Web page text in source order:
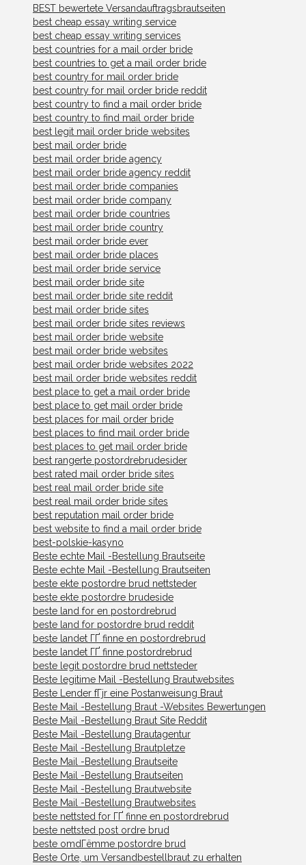
BEST bewertete Versandauftragsbrautseiten
best cheap essay writing service
best cheap essay writing services
best countries for a mail order bride
best countries to get a mail order bride
best country for mail order bride
best country for mail order bride reddit
best country to find a mail order bride
best country to find mail order bride
best legit mail order bride websites
best mail order bride
best mail order bride agency
best mail order bride agency reddit
best mail order bride companies
best mail order bride company
best mail order bride countries
best mail order bride country
best mail order bride ever
best mail order bride places
best mail order bride service
best mail order bride site
best mail order bride site reddit
best mail order bride sites
best mail order bride sites reviews
best mail order bride website
best mail order bride websites
best mail order bride websites 2022
best mail order bride websites reddit
best place to get a mail order bride
best place to get mail order bride
best places for mail order bride
best places to find mail order bride
best places to get mail order bride
best rangerte postordrebrudesider
best rated mail order bride sites
best real mail order bride site
best real mail order bride sites
best reputation mail order bride
best website to find a mail order bride
best-polskie-kasyno
Beste echte Mail -Bestellung Brautseite
Beste echte Mail -Bestellung Brautseiten
beste ekte postordre brud nettsteder
beste ekte postordre brudeside
beste land for en postordrebrud
beste land for postordre brud reddit
beste landet ГҐ finne en postordrebrud
beste landet ГҐ finne postordrebrud
beste legit postordre brud nettsteder
Beste legitime Mail -Bestellung Brautwebsites
Beste Lender fГјr eine Postanweisung Braut
Beste Mail -Bestellung Braut -Websites Bewertungen
Beste Mail -Bestellung Braut Site Reddit
Beste Mail -Bestellung Brautagentur
Beste Mail -Bestellung Brautpletze
Beste Mail -Bestellung Brautseite
Beste Mail -Bestellung Brautseiten
Beste Mail -Bestellung Brautwebsite
Beste Mail -Bestellung Brautwebsites
beste nettsted for ГҐ finne en postordrebrud
beste nettsted post ordre brud
beste omdГёmme postordre brud
Beste Orte, um Versandbestellbraut zu erhalten